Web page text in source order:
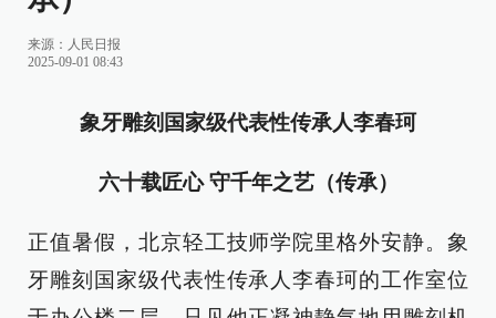
来源： 人民日报
2025-09-01 08:43
象牙雕刻国家级代表性传承人李春珂
六十载匠心 守千年之艺（传承）
正值暑假，北京轻工技师学院里格外安静。象
牙雕刻国家级代表性传承人李春珂的工作室位